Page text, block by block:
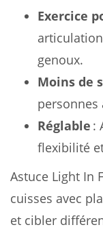
Exercice
genoux.
Moins de
Réglable :
flexibilité
Astuce Light In
cuisses avec
et cibler